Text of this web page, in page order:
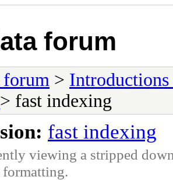
forum
forum > Introductions
> fast indexing
fast indexing
viewing a stripped